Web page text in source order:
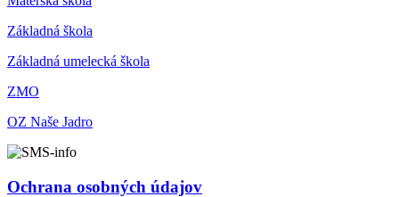
Základná škola
Základná umelecká škola
ZMO
OZ Naše Jadro
Ochrana osobných údajov